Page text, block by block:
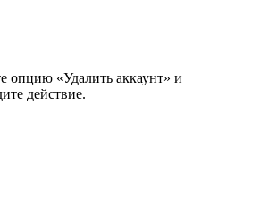
опцию «Удалить аккаунт» и
действие.